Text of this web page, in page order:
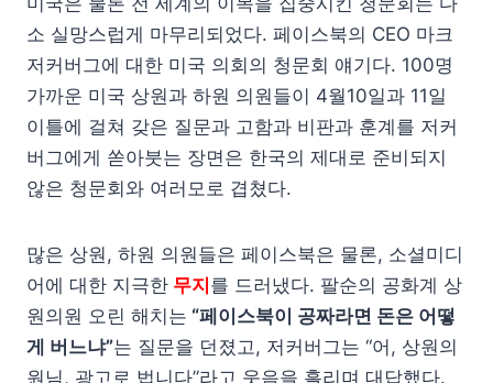
소 실망스럽게 마무리되었다. 페이스북의 CEO 마크
저커버그에 대한 미국 의회의 청문회 얘기다. 100명
가까운 미국 상원과 하원 의원들이 4월10일과 11일
이틀에 걸쳐 갖은 질문과 고함과 비판과 훈계를 저커
버그에게 쏟아붓는 장면은 한국의 제대로 준비되지
않은 청문회와 여러모로 겹쳤다.
많은 상원, 하원 의원들은 페이스북은 물론, 소셜미디
어에 대한 지극한 무지 를 드러냈다. 팔순의 공화계 상
원의원 오린 해치는 “페이스북이 공짜라면 돈은 어떻
게 버느냐”는 질문을 던졌고, 저커버그는 “어, 상원의
원님, 광고로 법니다”라고 웃음을 흘리며 대답했다.